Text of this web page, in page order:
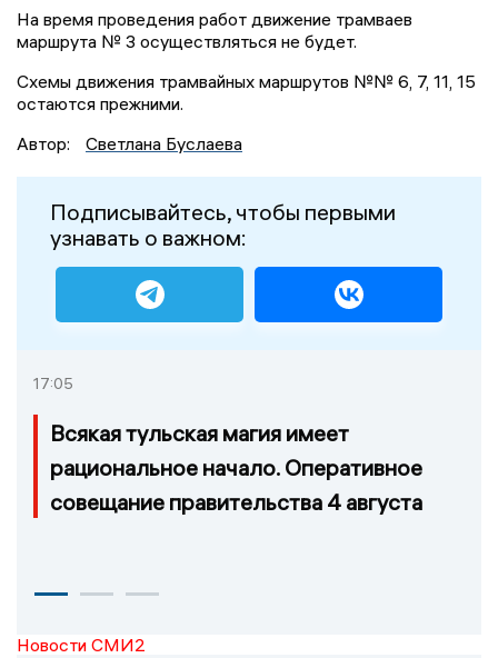
На время проведения работ движение трамваев
маршрута № 3 осуществляться не будет.
Схемы движения трамвайных маршрутов №№ 6, 7, 11, 15
остаются прежними.
Автор:
Светлана Буслаева
Подписывайтесь, чтобы первыми
узнавать о важном:
17:05
Всякая тульская магия имеет
рациональное начало. Оперативное
совещание правительства 4 августа
Новости СМИ2